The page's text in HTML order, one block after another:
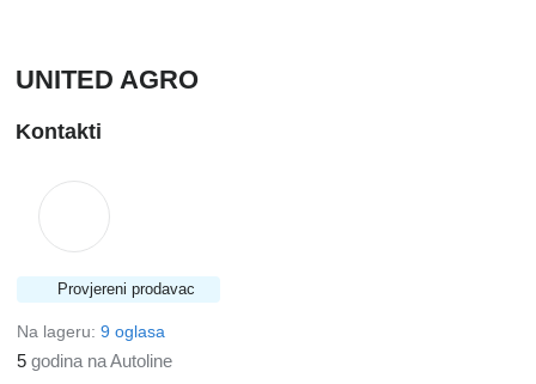
UNITED AGRO
Kontakti
Provjereni prodavac
Na lageru: 9 oglasa
5 godina na Autoline